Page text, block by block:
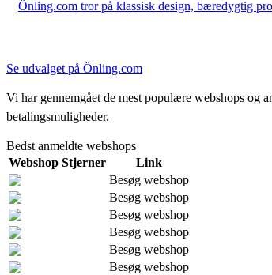
Önling.com tror på klassisk design, bæredygtig
Se udvalget på Önling.com
Vi har gennemgået de mest populære webshops og
betalingsmuligheder.
Bedst anmeldte webshops
Webshop Stjerner
Link
Besøg webshop
Besøg webshop
Besøg webshop
Besøg webshop
Besøg webshop
Besøg webshop